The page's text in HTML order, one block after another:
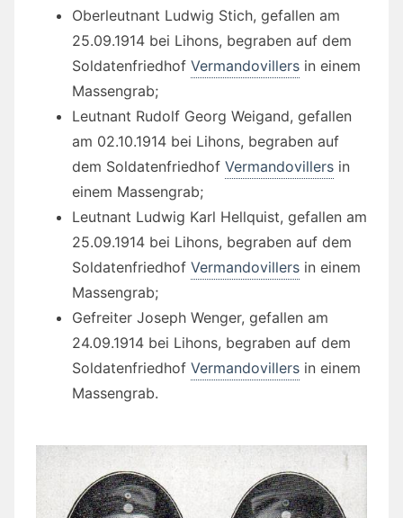
Oberleutnant Ludwig Stich, gefallen am
25.09.1914 bei Lihons, begraben auf dem
Soldatenfriedhof Vermandovillers in einem
Massengrab;
Leutnant Rudolf Georg Weigand, gefallen
am 02.10.1914 bei Lihons, begraben auf
dem Soldatenfriedhof Vermandovillers in
einem Massengrab;
Leutnant Ludwig Karl Hellquist, gefallen am
25.09.1914 bei Lihons, begraben auf dem
Soldatenfriedhof Vermandovillers in einem
Massengrab;
Gefreiter Joseph Wenger, gefallen am
24.09.1914 bei Lihons, begraben auf dem
Soldatenfriedhof Vermandovillers in einem
Massengrab.